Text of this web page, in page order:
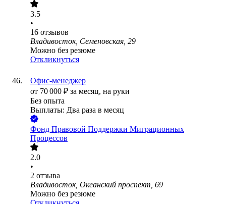
3.5
•
16 отзывов
Владивосток, Семеновская, 29
Можно без резюме
Откликнуться
Офис-менеджер
от 70 000 ₽ за месяц, на руки
Без опыта
Выплаты: Два раза в месяц
Фонд Правовой Поддержки Миграционных
Процессов
2.0
•
2 отзыва
Владивосток, Океанский проспект, 69
Можно без резюме